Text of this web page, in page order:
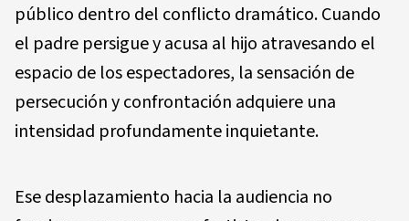
público dentro del conflicto dramático. Cuando
el padre persigue y acusa al hijo atravesando el
espacio de los espectadores, la sensación de
persecución y confrontación adquiere una
intensidad profundamente inquietante.
Ese desplazamiento hacia la audiencia no